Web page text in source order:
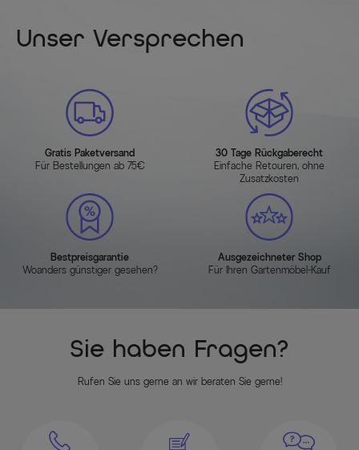
Unser Versprechen
Gratis Paketversand
Für Bestellungen ab 75€
30 Tage Rückgaberecht
Einfache Retouren, ohne
Zusatzkosten
Bestpreisgarantie
Woanders günstiger gesehen?
Ausgezeichneter Shop
Für Ihren Gartenmöbel-Kauf
Sie haben Fragen?
Rufen Sie uns gerne an wir beraten Sie gerne!